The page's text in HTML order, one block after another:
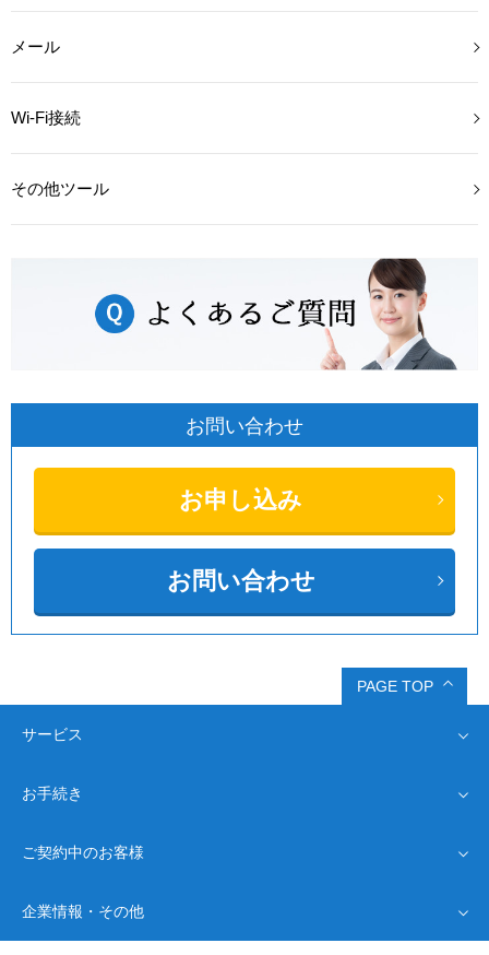
メール
Wi-Fi接続
その他ツール
お問い合わせ
お申し込み
お問い合わせ
PAGE TOP
サービス
インターネット回線
Driveプロバイダ
お手続き
オプション
よくあるご質問
お問い合わせ
ご契約中のお客様
お客様情報確認
サポート
企業情報・その他